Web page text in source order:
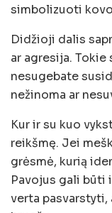
simbolizuoti
Didžioji dalis
ar agresija. Tokie
nesugebate
nežinoma ar
Kur ir su kuo
reikšmę. Jei
grėsmė, kurią
Pavojus gali būti
verta